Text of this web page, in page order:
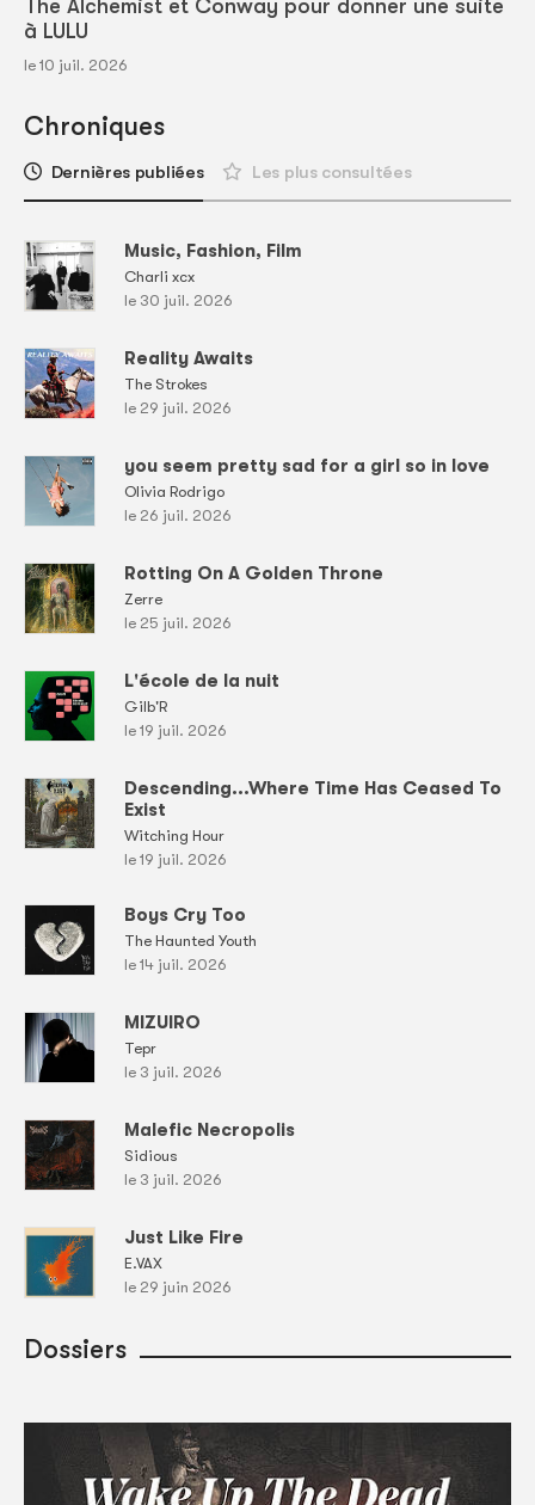
The Alchemist et Conway pour donner une suite
à LULU
le 10 juil. 2026
Chroniques
Dernières publiées Les plus consultées
Music, Fashion, Film
Charli xcx
le 30 juil. 2026
Reality Awaits
The Strokes
le 29 juil. 2026
you seem pretty sad for a girl so in love
Olivia Rodrigo
le 26 juil. 2026
Rotting On A Golden Throne
Zerre
le 25 juil. 2026
L'école de la nuit
Gilb'R
le 19 juil. 2026
Descending...Where Time Has Ceased To
Exist
Witching Hour
le 19 juil. 2026
Boys Cry Too
The Haunted Youth
le 14 juil. 2026
MIZUIRO
Tepr
le 3 juil. 2026
Malefic Necropolis
Sidious
le 3 juil. 2026
Just Like Fire
E.VAX
le 29 juin 2026
Dossiers